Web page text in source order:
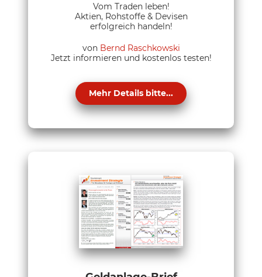
Vom Traden leben!
Aktien, Rohstoffe & Devisen
erfolgreich handeln!
von Bernd Raschkowski
Jetzt informieren und kostenlos testen!
Mehr Details bitte...